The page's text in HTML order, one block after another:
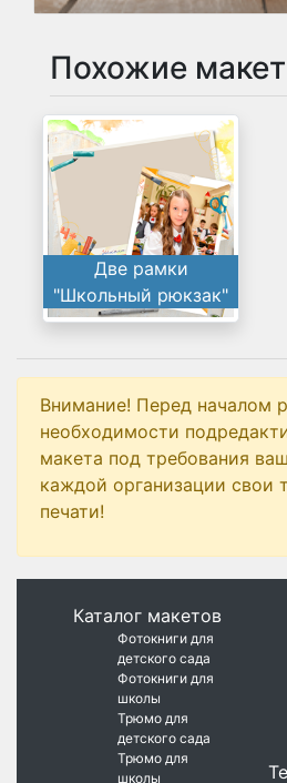
Похожие
Две рамки
"Школьный рюкзак"
Внимание! Перед началом
необходимости
макета под требования
каждой организации свои
печати!
Каталог макетов
Фотокниги для
детского сада
Фотокниги для
школы
Трюмо для
детского сада
Трюмо для
школы